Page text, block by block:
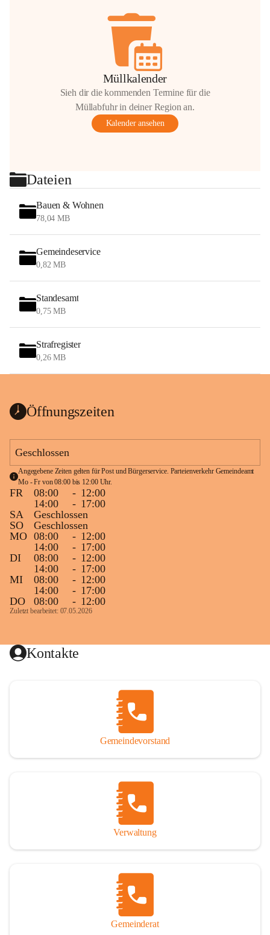
Müllkalender
Sieh dir die kommenden Termine für die
Müllabfuhr in deiner Region an.
Kalender ansehen
Dateien
Bauen & Wohnen
78,04 MB
Gemeindeservice
0,82 MB
Standesamt
0,75 MB
Strafregister
0,26 MB
Öffnungszeiten
Geschlossen
Angegebene Zeiten gelten für Post und Bürgerservice. Parteienverkehr Gemeindeamt
Mo - Fr von 08:00 bis 12:00 Uhr.
FR 08:00 - 12:00
14:00
- 17:00
SA
Geschlossen
SO
Geschlossen
MO 08:00 - 12:00
14:00
- 17:00
DI
08:00 - 12:00
14:00
- 17:00
MI
08:00 - 12:00
14:00
- 17:00
DO
08:00 - 12:00
Zuletzt bearbeitet: 07.05.2026
Kontakte
Gemeindevorstand
Verwaltung
Gemeinderat